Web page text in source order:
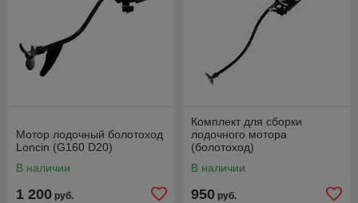
Мотор лодочный болотоход
Loncin (G160 D20)
В наличии
1 200 руб.
Комплект для сборки
лодочного мотора
(болотоход)
В наличии
950 руб.